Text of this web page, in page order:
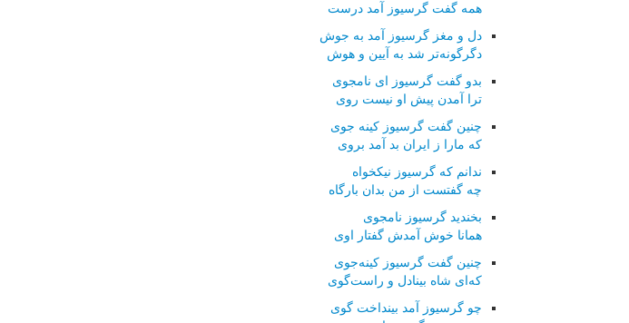
همه گفت گرسیوز آمد درست
دل و مغز گرسیوز آمد به جوش
دگرگونه‌تر شد به آیین و هوش
بدو گفت گرسیوز ای نامجوی
ترا آمدن پیش او نیست روی
چنین گفت گرسیوز کینه جوی
که مارا ز ایران بد آمد بروی
ندانم که گرسیوز نیکخواه
چه گفتست از من بدان بارگاه
بخندید گرسیوز نامجوی
همانا خوش آمدش گفتار اوی
چنین گفت گرسیوز کینه‌جوی
که‌ای شاه بینادل و راست‌گوی
چو گرسیوز آمد بینداخت گوی